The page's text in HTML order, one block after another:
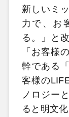
新しいミ
力で、お
る。」と
「お客様
幹である
客様の
ノロジー
ると明文化